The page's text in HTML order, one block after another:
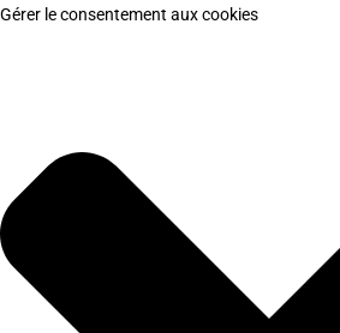
Gérer le consentement aux cookies